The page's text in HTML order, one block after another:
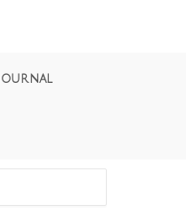
Journal